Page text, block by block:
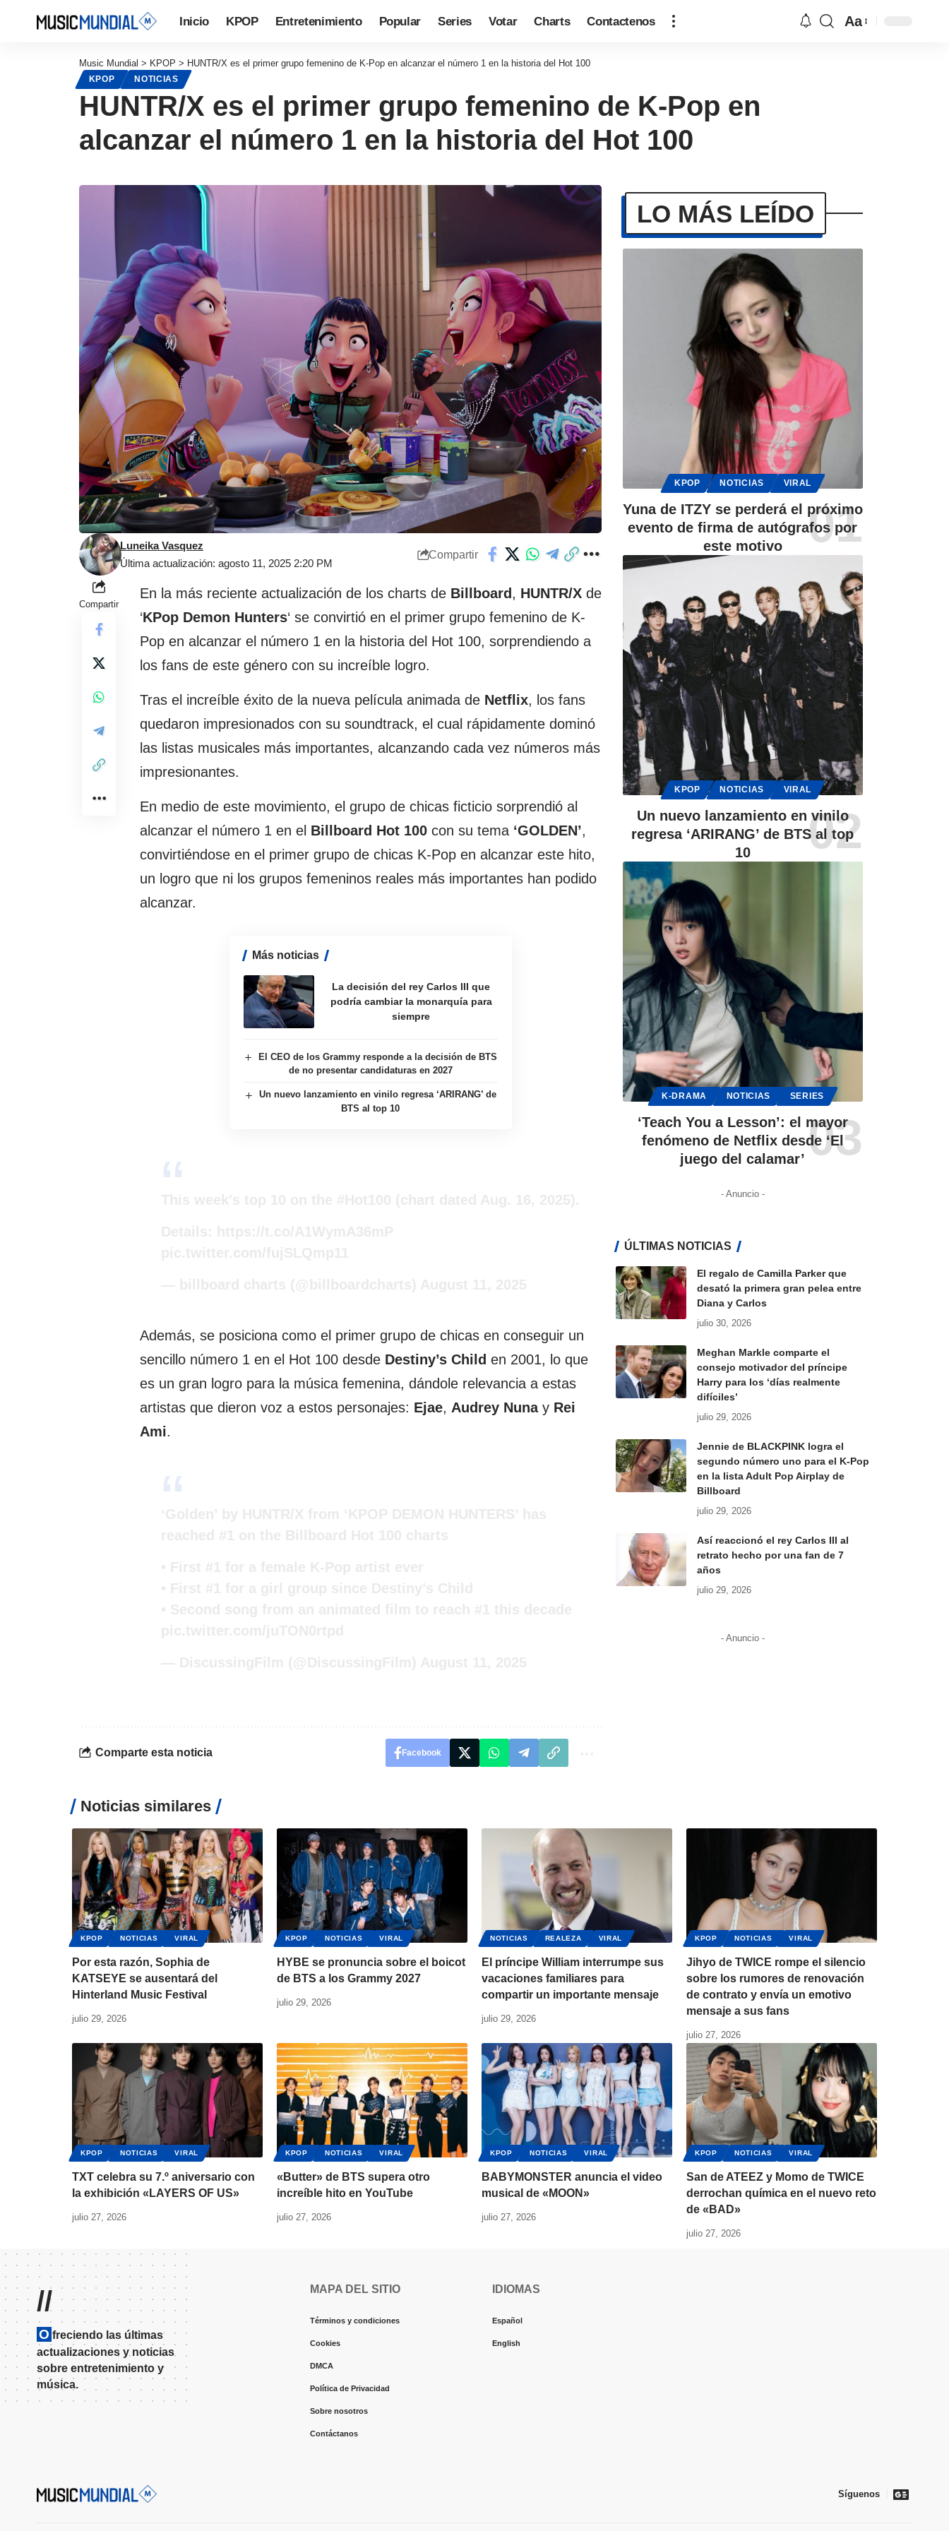
Inicio KPOP Entretenimiento Popular Series Votar Charts Contactenos Aa
Music Mundial > KPOP > HUNTR/X es el primer grupo femenino de K-Pop en alcanzar el número 1 en la historia del Hot 100
KPOP NOTICIAS
HUNTR/X es el primer grupo femenino de K-Pop en
alcanzar el número 1 en la historia del Hot 100
Última actualización: agosto 11, 2025 2:20 PM
Luneika Vasquez
Compartir
Compartir
En la más reciente actualización de los charts de Billboard, HUNTR/X de
‘KPop Demon Hunters‘ se convirtió en el primer grupo femenino de K-
Pop en alcanzar el número 1 en la historia del Hot 100, sorprendiendo a
los fans de este género con su increíble logro.
Tras el increíble éxito de la nueva película animada de Netflix, los fans
quedaron impresionados con su soundtrack, el cual rápidamente dominó
las listas musicales más importantes, alcanzando cada vez números más
impresionantes.
En medio de este movimiento, el grupo de chicas ficticio sorprendió al
alcanzar el número 1 en el Billboard Hot 100 con su tema ‘GOLDEN’,
convirtiéndose en el primer grupo de chicas K-Pop en alcanzar este hito,
un logro que ni los grupos femeninos reales más importantes han podido
alcanzar.
Más noticias
La decisión del rey Carlos III que
podría cambiar la monarquía para
siempre
El CEO de los Grammy responde a la decisión de BTS
de no presentar candidaturas en 2027
Un nuevo lanzamiento en vinilo regresa ‘ARIRANG’ de
BTS al top 10
Además, se posiciona como el primer grupo de chicas en conseguir un
sencillo número 1 en el Hot 100 desde Destiny’s Child en 2001, lo que
es un gran logro para la música femenina, dándole relevancia a estas
artistas que dieron voz a estos personajes: Ejae, Audrey Nunay Rei
Ami.
Comparte esta noticia Facebook
LO MÁS LEÍDO
KPOP NOTICIAS VIRAL
Yuna de ITZY se perderá el próximo
evento de firma de autógrafos por
este motivo
KPOP NOTICIAS VIRAL
Un nuevo lanzamiento en vinilo
regresa ‘ARIRANG’ de BTS al top
10
K-DRAMA NOTICIAS SERIES
‘Teach You a Lesson’: el mayor
fenómeno de Netflix desde ‘El
juego del calamar’
- Anuncio -
ÚLTIMAS NOTICIAS
El regalo de Camilla Parker que
desató la primera gran pelea entre
Diana y Carlos
julio 30, 2026
Meghan Markle comparte el
consejo motivador del príncipe
Harry para los ‘días realmente
difíciles’
julio 29, 2026
Jennie de BLACKPINK logra el
segundo número uno para el K-Pop
en la lista Adult Pop Airplay de
Billboard
julio 29, 2026
Así reaccionó el rey Carlos III al
retrato hecho por una fan de 7
años
julio 29, 2026
- Anuncio -
Noticias similares
KPOP NOTICIAS VIRAL
Por esta razón, Sophia de
KATSEYE se ausentará del
Hinterland Music Festival
julio 29, 2026
KPOP NOTICIAS VIRAL
HYBE se pronuncia sobre el boicot
de BTS a los Grammy 2027
julio 29, 2026
NOTICIAS REALEZA VIRAL
El príncipe William interrumpe sus
vacaciones familiares para
compartir un importante mensaje
julio 29, 2026
KPOP NOTICIAS VIRAL
Jihyo de TWICE rompe el silencio
sobre los rumores de renovación
de contrato y envía un emotivo
mensaje a sus fans
julio 27, 2026
KPOP NOTICIAS VIRAL
TXT celebra su 7.º aniversario con
la exhibición «LAYERS OF US»
julio 27, 2026
KPOP NOTICIAS VIRAL
«Butter» de BTS supera otro
increíble hito en YouTube
julio 27, 2026
KPOP NOTICIAS VIRAL
BABYMONSTER anuncia el video
musical de «MOON»
julio 27, 2026
KPOP NOTICIAS VIRAL
San de ATEEZ y Momo de TWICE
derrochan química en el nuevo reto
de «BAD»
julio 27, 2026
//
O freciendo las últimas
actualizaciones y noticias
sobre entretenimiento y
música.
MAPA DEL SITIO
Términos y condiciones
Cookies
DMCA
Política de Privacidad
Sobre nosotros
Contáctanos
IDIOMAS
Español
English
Síguenos